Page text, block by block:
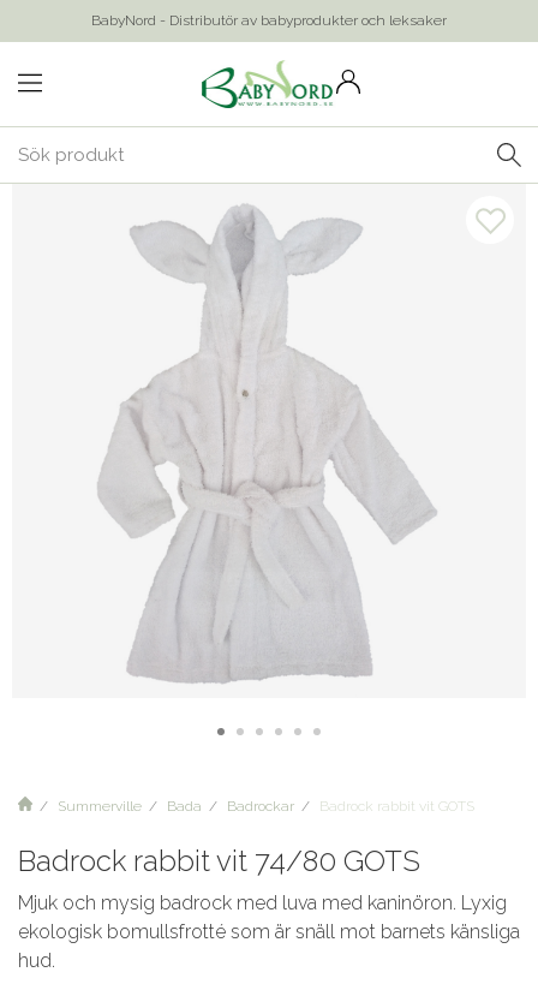
BabyNord - Distributör av babyprodukter och leksaker
Summerville Bada Badrockar Badrock rabbit vit GOTS
Badrock rabbit vit 74/80 GOTS
Mjuk och mysig badrock med luva med kaninöron. Lyxig
ekologisk bomullsfrotté som är snäll mot barnets känsliga
hud.